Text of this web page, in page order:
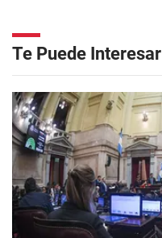
Te Puede Interesar